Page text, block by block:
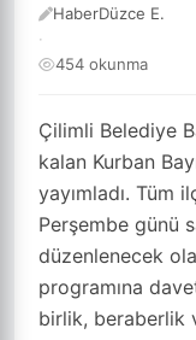
Çilimli Belediye
kalan Kurban
yayımladı. Tüm
Perşembe günü
düzenlenecek
programına
birlik, beraberlik
HaberDüzce E.
·
454 okunma